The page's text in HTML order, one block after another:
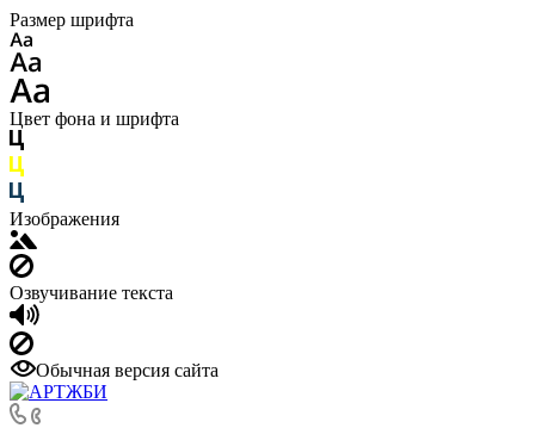
Размер шрифта
Цвет фона и шрифта
Изображения
Озвучивание текста
Обычная версия сайта